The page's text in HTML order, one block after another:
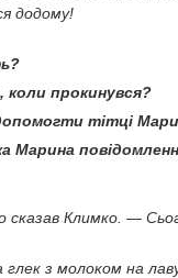
додому!
прокинувся?
тітці
Марина
Климко. —
з молоком на